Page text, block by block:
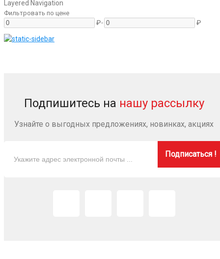
Layered Navigation
Фильтровать по цене
₽- ₽
Подпишитесь на нашу рассылку
Узнайте о выгодных предложениях, новинках, акциях
Подписаться !